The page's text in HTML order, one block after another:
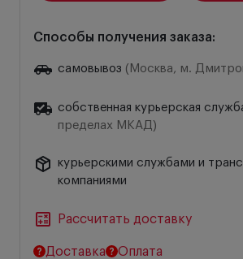
Способы получения заказа:
самовывоз (Москва, м.
собственная курьерская
пределах МКАД)
курьерскими службами и
компаниями
Рассчитать доставку
Доставка Оплата